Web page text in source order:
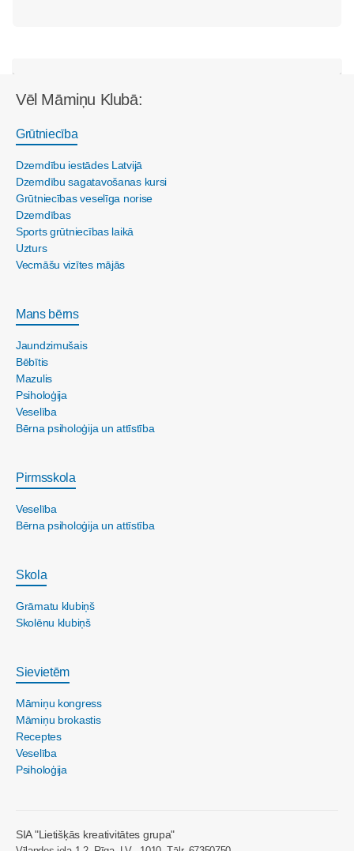
Vēl Māmiņu Klubā:
Grūtniecība
Dzemdību iestādes Latvijā
Dzemdību sagatavošanas kursi
Grūtniecības veselīga norise
Dzemdības
Sports grūtniecības laikā
Uzturs
Vecmāšu vizītes mājās
Mans bērns
Jaundzimušais
Bēbītis
Mazulis
Psiholoģija
Veselība
Bērna psiholoģija un attīstība
Pirmsskola
Veselība
Bērna psiholoģija un attīstība
Skola
Grāmatu klubiņš
Skolēnu klubiņš
Sievietēm
Māmiņu kongress
Māmiņu brokastis
Receptes
Veselība
Psiholoģija
SIA "Lietišķās kreativitātes grupa"